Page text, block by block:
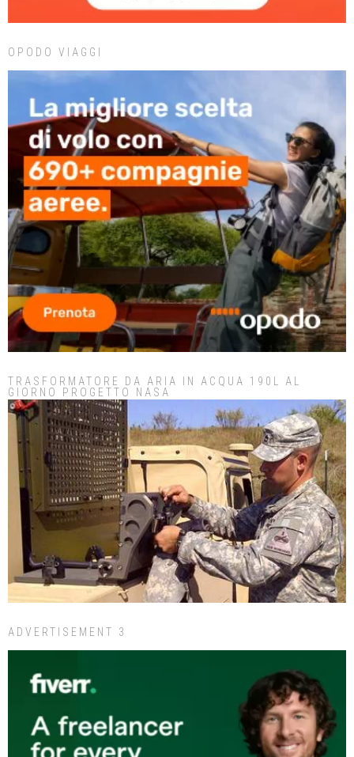
OPODO VIAGGI
TRASFORMATORE DA ARIA IN ACQUA 190L AL
GIORNO PROGETTO NASA
ADVERTISEMENT 3